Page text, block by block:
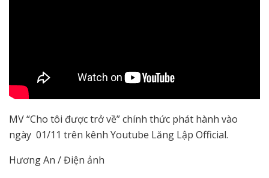
MV “Cho tôi được trở về” chính thức phát hành vào
ngày 01/11 trên kênh Youtube Lăng Lập Official.
Hương An / Điện ảnh